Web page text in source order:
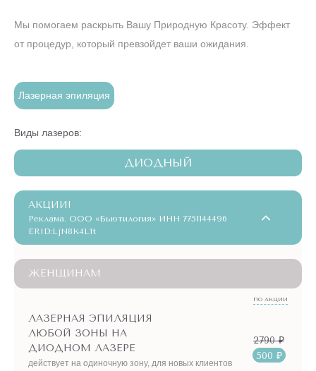
Мы помогаем раскрыть Вашу Природную Красоту. Эффект
от процедур, который превзойдет ваши ожидания.
Лазерная эпиляция
Виды лазеров:
ДИОДНЫЙ
АКЦИИ!
Реклама. ООО «Бьютилогия» ИНН 7751144496
ERID:LjN8K4L1t
ЖЕНЩИНАМ
ПО АКЦИИ
ЛАЗЕРНАЯ ЭПИЛЯЦИЯ
ЛЮБОЙ ЗОНЫ НА
ДИОДНОМ ЛАЗЕРЕ
действует на одиночную зону, для новых клиентов
2790 ₽
500 ₽